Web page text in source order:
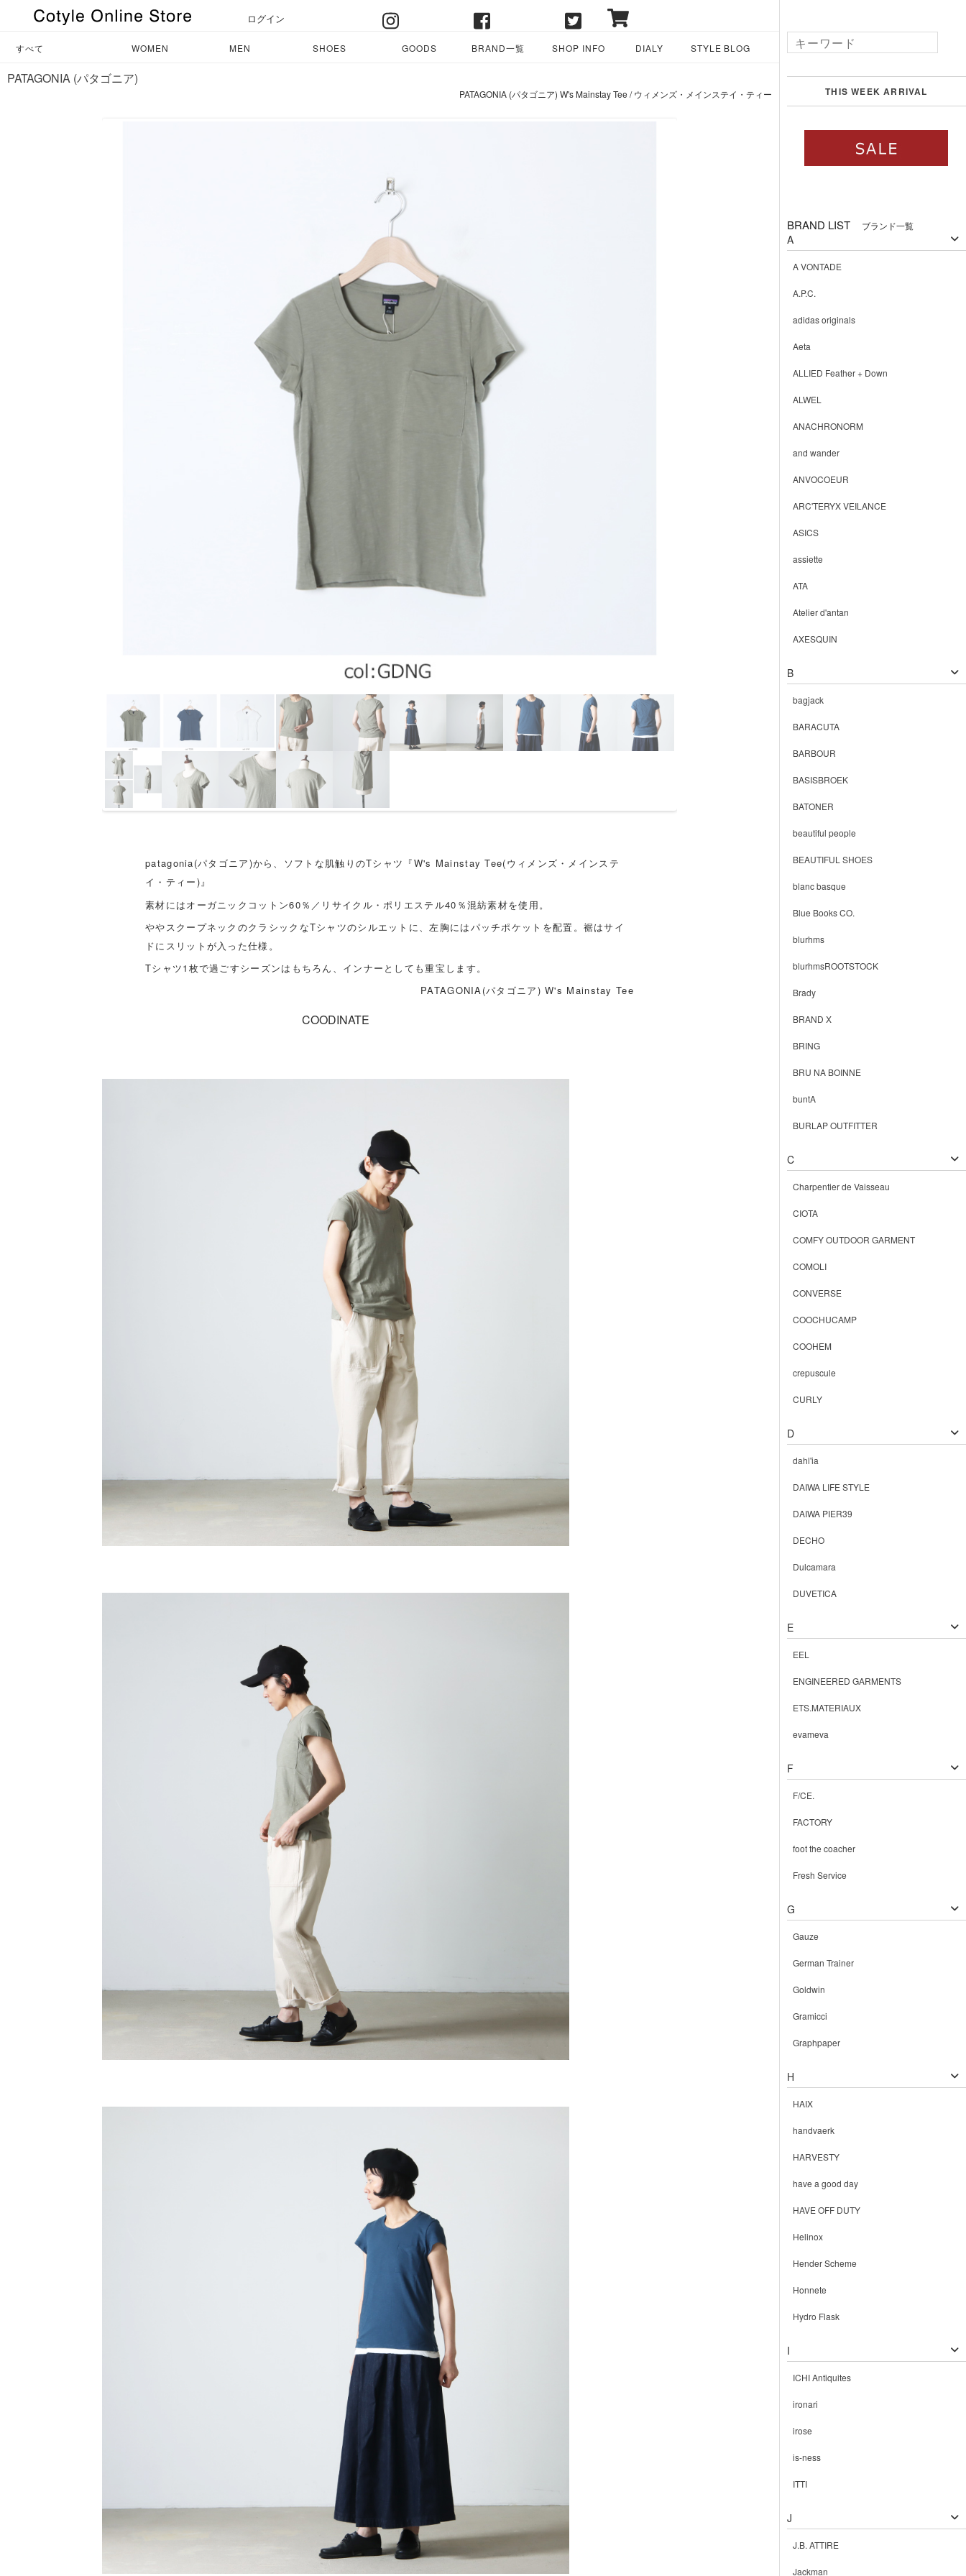
ログイン
すべて WOMEN MEN SHOES GOODS BRAND一覧 SHOP INFO DIALY STYLE BLOG
PATAGONIA (パタゴニア)
PATAGONIA (パタゴニア) W's Mainstay Tee / ウィメンズ・メインステイ・ティー
patagonia(パタゴニア)から、ソフトな肌触りのTシャツ『W's Mainstay Tee(ウィメンズ・メインステ
イ・ティー)』
素材にはオーガニックコットン60％／リサイクル・ポリエステル40％混紡素材を使用。
ややスクープネックのクラシックなTシャツのシルエットに、左胸にはパッチポケットを配置。裾はサイ
ドにスリットが入った仕様。
Tシャツ1枚で過ごすシーズンはもちろん、インナーとしても重宝します。
PATAGONIA(パタゴニア) W's Mainstay Tee
COODINATE
THIS WEEK ARRIVAL
BRAND LIST ブランド一覧
A
A VONTADE
A.P.C.
adidas originals
Aeta
ALLIED Feather + Down
ALWEL
ANACHRONORM
and wander
ANVOCOEUR
ARC'TERYX VEILANCE
ASICS
assiette
ATA
Atelier d'antan
AXESQUIN
B
bagjack
BARACUTA
BARBOUR
BASISBROEK
BATONER
beautiful people
BEAUTIFUL SHOES
blanc basque
Blue Books CO.
blurhms
blurhmsROOTSTOCK
Brady
BRAND X
BRING
BRU NA BOINNE
buntA
BURLAP OUTFITTER
C
Charpentier de Vaisseau
CIOTA
COMFY OUTDOOR GARMENT
COMOLI
CONVERSE
COOCHUCAMP
COOHEM
crepuscule
CURLY
D
dahl'ia
DAIWA LIFE STYLE
DAIWA PIER39
DECHO
Dulcamara
DUVETICA
E
EEL
ENGINEERED GARMENTS
ETS.MATERIAUX
evameva
F
F/CE.
FACTORY
foot the coacher
Fresh Service
G
Gauze
German Trainer
Goldwin
Gramicci
Graphpaper
H
HAIX
handvaerk
HARVESTY
have a good day
HAVE OFF DUTY
Helinox
Hender Scheme
Honnete
Hydro Flask
I
ICHI Antiquites
ironari
irose
is-ness
ITTI
J
J.B. ATTIRE
Jackman